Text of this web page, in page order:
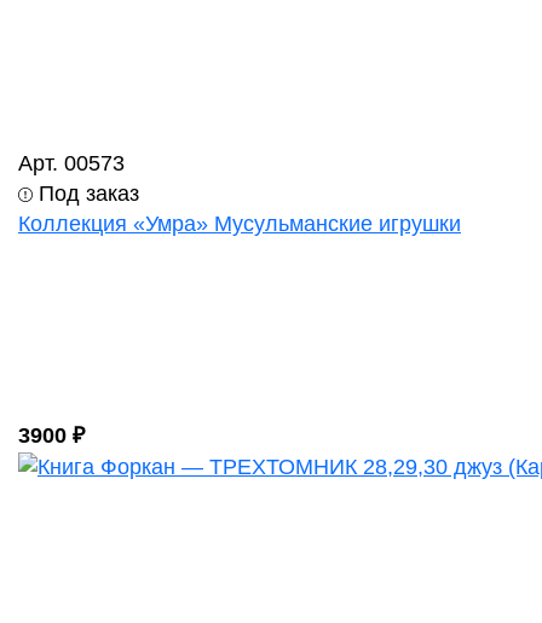
Арт. 00573
Под заказ
Коллекция «Умра» Мусульманские игрушки
3900 ₽